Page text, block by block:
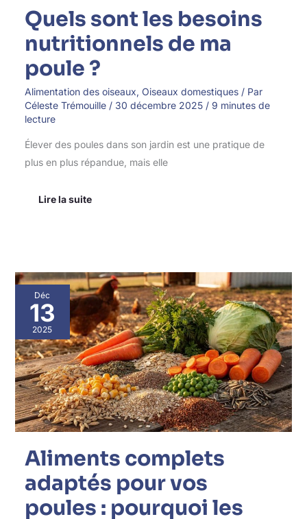
Quels sont les besoins
nutritionnels de ma
poule ?
Alimentation des oiseaux, Oiseaux domestiques/ Par
Céleste Trémouille / 30 décembre 2025 / 9 minutes de
lecture
Élever des poules dans son jardin est une pratique de
plus en plus répandue, mais elle
Lire la suite
Déc
13
2025
Aliments complets
adaptés pour vos
poules : pourquoi les
Aliments
complets
adaptés
pour
vos
poules
:
pourquoi
les
choisir
?